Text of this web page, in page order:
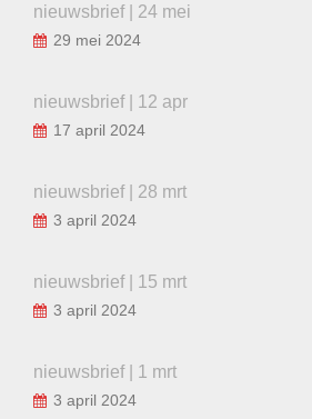
nieuwsbrief | 24 mei
29 mei 2024
nieuwsbrief | 12 apr
17 april 2024
nieuwsbrief | 28 mrt
3 april 2024
nieuwsbrief | 15 mrt
3 april 2024
nieuwsbrief | 1 mrt
3 april 2024